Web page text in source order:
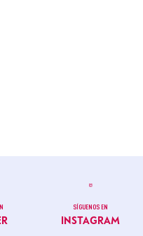
SÍGUENOS EN
INSTAGRAM